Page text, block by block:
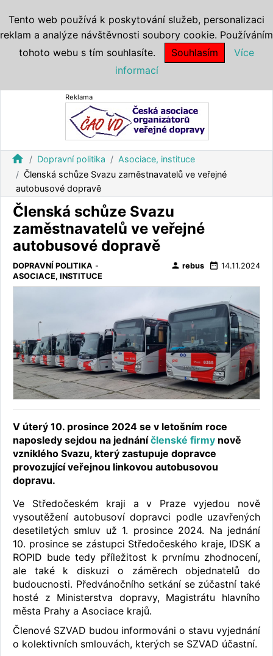
Reklama
home Dopravní politika
Asociace, instituce
Členská schůze Svazu zaměstnavatelů ve veřejné
autobusové dopravě
Členská schůze Svazu
zaměstnavatelů ve veřejné
autobusové dopravě
DOPRAVNÍ POLITIKA -
ASOCIACE, INSTITUCE
person rebus date_range 14.11.2024
V úterý 10. prosince 2024 se v letošním roce
naposledy sejdou na jednáníčlenské firmy nově
vzniklého Svazu, který zastupuje dopravce
provozující veřejnou linkovou autobusovou
dopravu.
Ve Středočeském kraji a v Praze vyjedou nově
vysoutěžení autobusoví dopravci podle uzavřených
desetiletých smluv už 1. prosince 2024. Na jednání
10. prosince se zástupci Středočeského kraje, IDSK a
ROPID bude tedy příležitost k prvnímu zhodnocení,
ale také k diskuzi o záměrech objednatelů do
budoucnosti. Předvánočního setkání se zúčastní také
hosté z Ministerstva dopravy, Magistrátu hlavního
města Prahy a Asociace krajů.
Členové SZVAD budou informováni o stavu vyjednání
o kolektivních smlouvách, kterých se SZVAD účastní.
Tento web používá k poskytování služeb, personalizaci
reklam a analýze návštěvnosti soubory cookie. Používáním
tohoto webu s tím souhlasíte.
Souhlasím
Více
informací